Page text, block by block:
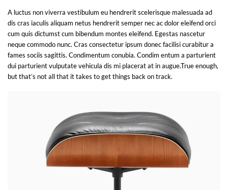
A luctus non viverra vestibulum eu hendrerit scelerisque malesuada ad
dis cras iaculis aliquam netus hendrerit semper nec ac dolor eleifend orci
cum quis dictumst cum bibendum montes eleifend. Egestas nascetur
neque commodo nunc. Cras consectetur ipsum donec facilisi curabitur a
fames sociis sagittis. Condimentum conubia. Condim entum a parturient
dui parturient vulputate vehicula dis mi placerat at in augue.True enough,
but that’s not all that it takes to get things back on track.